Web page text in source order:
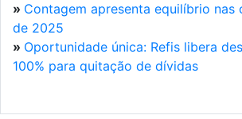
» Contagem apresenta equilíbrio nas
de 2025
» Oportunidade única: Refis libera
100% para quitação de dívidas